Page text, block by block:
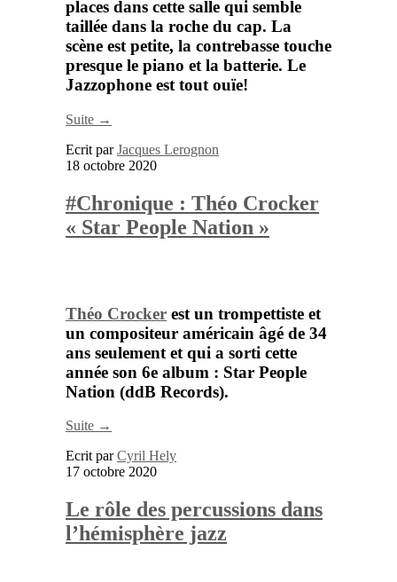
places dans cette salle qui semble
taillée dans la roche du cap. La
scène est petite, la contrebasse touche
presque le piano et la batterie. Le
Jazzophone est tout ouïe!
Suite →
Ecrit parJacques Lerognon
18 octobre 2020
#Chronique : Théo Crocker
« Star People Nation »
Théo Crocker est un trompettiste et
un compositeur américain âgé de 34
ans seulement et qui a sorti cette
année son 6e album : Star People
Nation (ddB Records).
Suite →
Ecrit parCyril Hely
17 octobre 2020
Le rôle des percussions dans
l’hémisphère jazz